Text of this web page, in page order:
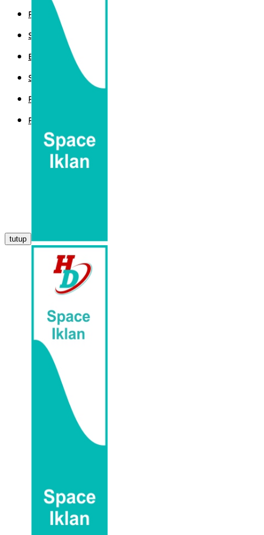
POLITIK
SPORT
EKBIS
SAINTEK
PEMERINTAHAN
PARLEMEN
tutup